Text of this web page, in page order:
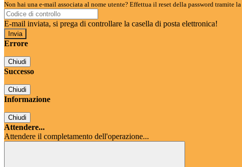
Non hai una e-mail associata al nome utente? Effettua il reset della password tramite la
E-mail inviata, si prega di controllare la casella di posta elettronica!
Errore
Chiudi
Successo
Chiudi
Informazione
Chiudi
Attendere...
Attendere il completamento dell'operazione...